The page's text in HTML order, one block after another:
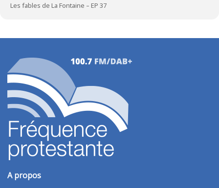
Les fables de La Fontaine – EP 37
A propos